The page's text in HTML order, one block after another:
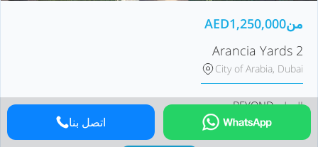
من AED1,250,000
Arancia Yards 2
City of Arabia, Dubai
المطورBEYOND
تاريخ التسليمQ2 2029 اتصل بنا